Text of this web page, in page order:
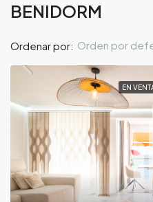
BENIDORM
Ordenar por: Orden por
EN